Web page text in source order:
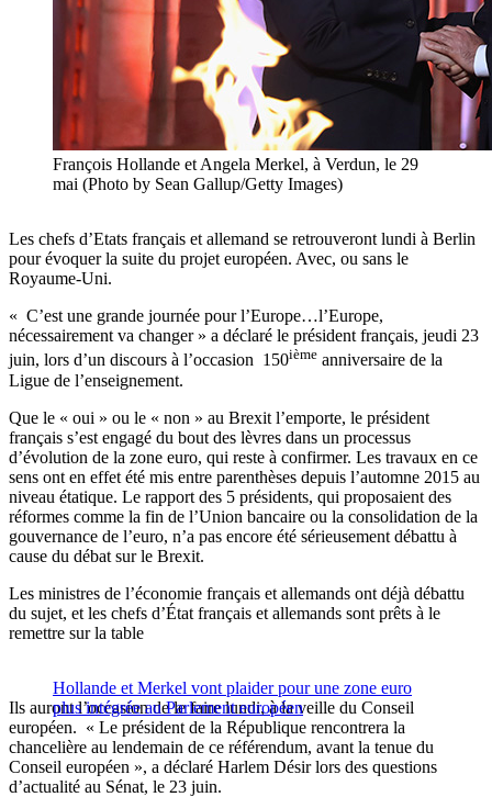
François Hollande et Angela Merkel, à Verdun, le 29
mai (Photo by Sean Gallup/Getty Images)
Les chefs d’Etats français et allemand se retrouveront lundi à Berlin
pour évoquer la suite du projet européen. Avec, ou sans le
Royaume-Uni.
« C’est une grande journée pour l’Europe…l’Europe,
nécessairement va changer » a déclaré le président français, jeudi 23
juin, lors d’un discours à l’occasion 150ième anniversaire de la
Ligue de l’enseignement.
Que le « oui » ou le « non » au Brexit l’emporte, le président
français s’est engagé du bout des lèvres dans un processus
d’évolution de la zone euro, qui reste à confirmer. Les travaux en ce
sens ont en effet été mis entre parenthèses depuis l’automne 2015 au
niveau étatique. Le rapport des 5 présidents, qui proposaient des
réformes comme la fin de l’Union bancaire ou la consolidation de la
gouvernance de l’euro, n’a pas encore été sérieusement débattu à
cause du débat sur le Brexit.
Les ministres de l’économie français et allemands ont déjà débattu
du sujet, et les chefs d’État français et allemands sont prêts à le
remettre sur la table
Hollande et Merkel vont plaider pour une zone euro
plus intégrée au Parlement européen
Ils auront l’occasion de le faire lundi, à la veille du Conseil
européen. « Le président de la République rencontrera la
chancelière au lendemain de ce référendum, avant la tenue du
Conseil européen », a déclaré Harlem Désir lors des questions
d’actualité au Sénat, le 23 juin.